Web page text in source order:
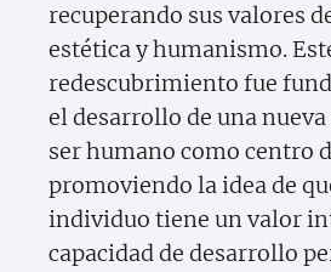
recuperando sus valores
estética y humanismo.
redescubrimiento fue
el desarrollo de una
ser humano como centro
promoviendo la idea de
individuo tiene un valor
capacidad de desarrollo